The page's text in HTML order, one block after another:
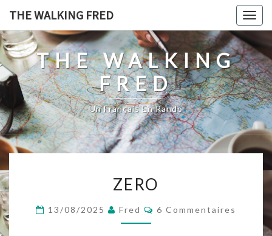
content
THE WALKING FRED
THE WALKING
FRED
Un Français En Rando
ZERO
13/08/2025 Fred Commentaires
6 Commentaires